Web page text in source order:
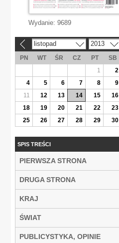
Wydanie: 9689
listopad 2013
PN WT ŚR CZ PT SB
1
2
4
5 6 7 8 9
11
12 13 14 15 16
18
19 20 21 22 23
25
26 27 28 29 30
SPIS TREŚCI
PIERWSZA STRONA
DRUGA STRONA
KRAJ
ŚWIAT
PUBLICYSTYKA, OPINIE